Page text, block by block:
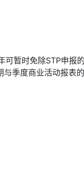
暂时免除STP申报
与季度商业活动报表